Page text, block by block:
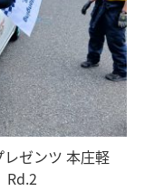
ゼンツ 本庄軽
Rd.2